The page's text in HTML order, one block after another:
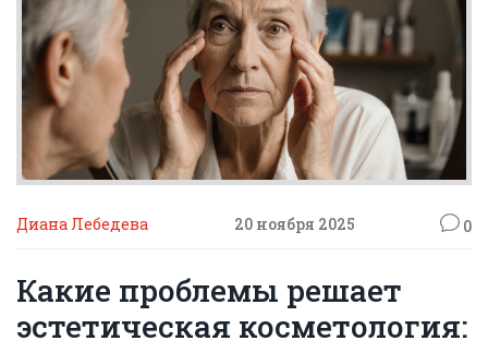
Диана Лебедева 20 ноября 2025 0
Какие проблемы решает
эстетическая косметология: